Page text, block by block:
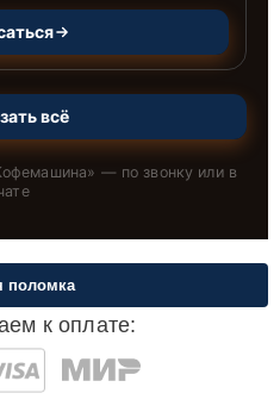
всё
» — по звонку или в
к оплате:
поломка